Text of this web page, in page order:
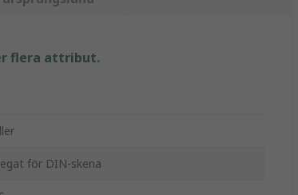
flera attribut.
för DIN-skena